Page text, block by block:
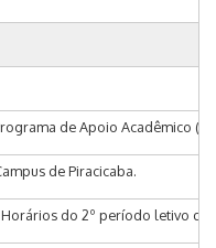
de Apoio Acadêmico
de Piracicaba.
do 2º período letivo de